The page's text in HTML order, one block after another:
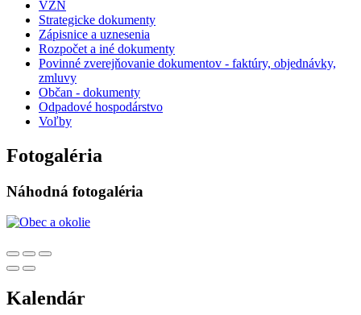
VZN
Strategicke dokumenty
Zápisnice a uznesenia
Rozpočet a iné dokumenty
Povinné zverejňovanie dokumentov - faktúry, objednávky,
zmluvy
Občan - dokumenty
Odpadové hospodárstvo
Voľby
Fotogaléria
Náhodná fotogaléria
Kalendár